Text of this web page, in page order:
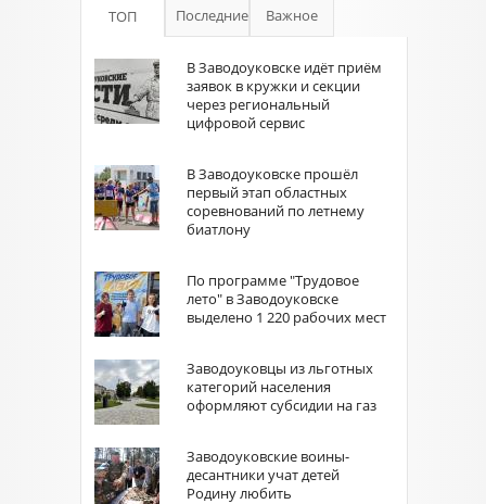
ТОП Последние Важное
В Заводоуковске идёт приём
заявок в кружки и секции
через региональный
цифровой сервис
В Заводоуковске прошёл
первый этап областных
соревнований по летнему
биатлону
По программе "Трудовое
лето" в Заводоуковске
выделено 1 220 рабочих мест
Заводоуковцы из льготных
категорий населения
оформляют субсидии на газ
Заводоуковские воины-
десантники учат детей
Родину любить